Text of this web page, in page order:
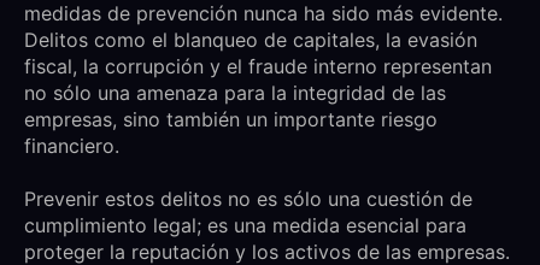
medidas de prevención nunca ha sido más evidente.
Delitos como el blanqueo de capitales, la evasión
fiscal, la corrupción y el fraude interno representan
no sólo una amenaza para la integridad de las
empresas, sino también un importante riesgo
financiero.
Prevenir estos delitos no es sólo una cuestión de
cumplimiento legal; es una medida esencial para
proteger la reputación y los activos de las empresas.